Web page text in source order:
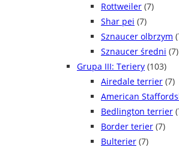
Rottweiler (7)
Shar pei (7)
Sznaucer olbrzym
Sznaucer średni (7)
Grupa III: Teriery (103)
Airedale terrier (7)
American
Bedlington terrier
Border terier (7)
Bulterier (7)